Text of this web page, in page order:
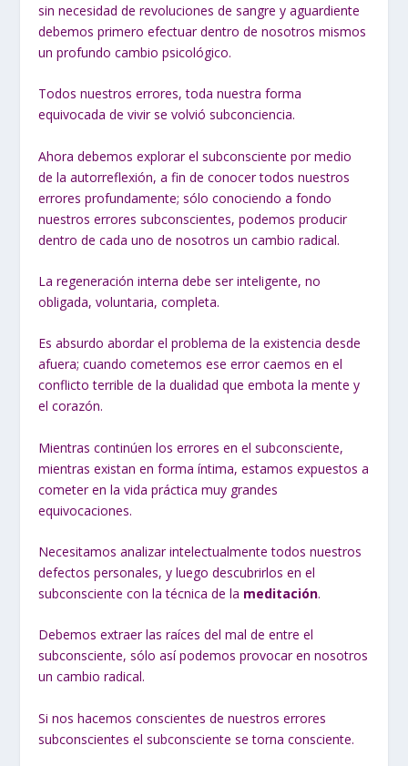
sin necesidad de revoluciones de sangre y aguardiente
debemos primero efectuar dentro de nosotros mismos
un profundo cambio psicológico.
Todos nuestros errores, toda nuestra forma
equivocada de vivir se volvió subconciencia.
Ahora debemos explorar el subconsciente por medio
de la autorreflexión, a fin de conocer todos nuestros
errores profundamente; sólo conociendo a fondo
nuestros errores subconscientes, podemos producir
dentro de cada uno de nosotros un cambio radical.
La regeneración interna debe ser inteligente, no
obligada, voluntaria, completa.
Es absurdo abordar el problema de la existencia desde
afuera; cuando cometemos ese error caemos en el
conflicto terrible de la dualidad que embota la mente y
el corazón.
Mientras continúen los errores en el subconsciente,
mientras existan en forma íntima, estamos expuestos a
cometer en la vida práctica muy grandes
equivocaciones.
Necesitamos analizar intelectualmente todos nuestros
defectos personales, y luego descubrirlos en el
subconsciente con la técnica de la meditación.
Debemos extraer las raíces del mal de entre el
subconsciente, sólo así podemos provocar en nosotros
un cambio radical.
Si nos hacemos conscientes de nuestros errores
subconscientes el subconsciente se torna consciente.